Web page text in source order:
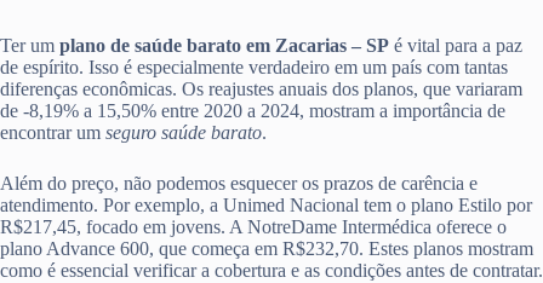
Ter um plano de saúde barato em Zacarias – SP é vital para a paz
de espírito. Isso é especialmente verdadeiro em um país com tantas
diferenças econômicas. Os reajustes anuais dos planos, que variaram
de -8,19% a 15,50% entre 2020 a 2024, mostram a importância de
encontrar um seguro saúde barato.
Além do preço, não podemos esquecer os prazos de carência e
atendimento. Por exemplo, a Unimed Nacional tem o plano Estilo por
R$217,45, focado em jovens. A NotreDame Intermédica oferece o
plano Advance 600, que começa em R$232,70. Estes planos mostram
como é essencial verificar a cobertura e as condições antes de contratar.